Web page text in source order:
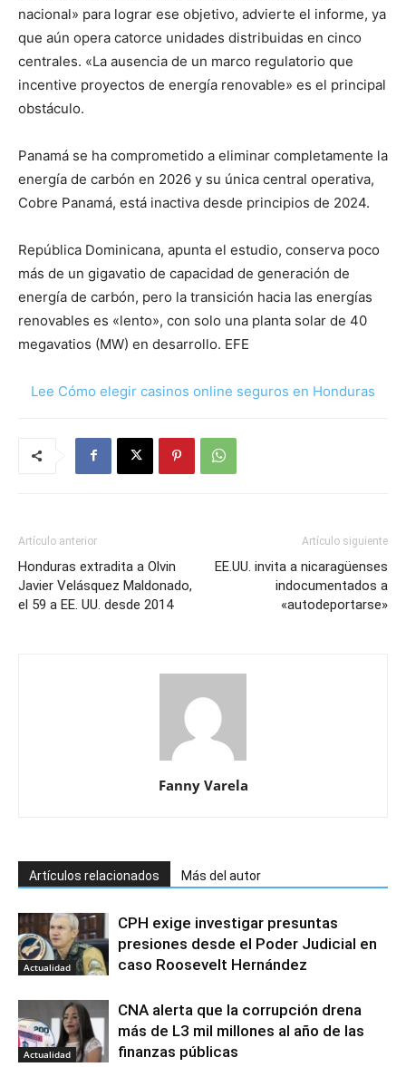
nacional» para lograr ese objetivo, advierte el informe, ya
que aún opera catorce unidades distribuidas en cinco
centrales. «La ausencia de un marco regulatorio que
incentive proyectos de energía renovable» es el principal
obstáculo.
Panamá se ha comprometido a eliminar completamente la
energía de carbón en 2026 y su única central operativa,
Cobre Panamá, está inactiva desde principios de 2024.
República Dominicana, apunta el estudio, conserva poco
más de un gigavatio de capacidad de generación de
energía de carbón, pero la transición hacia las energías
renovables es «lento», con solo una planta solar de 40
megavatios (MW) en desarrollo. EFE
Lee Cómo elegir casinos online seguros en Honduras
Artículo anterior
Honduras extradita a Olvin
Javier Velásquez Maldonado,
el 59 a EE. UU. desde 2014
Artículo siguiente
EE.UU. invita a nicaragüenses
indocumentados a
«autodeportarse»
Fanny Varela
Artículos relacionados Más del autor
Actualidad
CPH exige investigar presuntas
presiones desde el Poder Judicial en
caso Roosevelt Hernández
Actualidad
CNA alerta que la corrupción drena
más de L3 mil millones al año de las
finanzas públicas